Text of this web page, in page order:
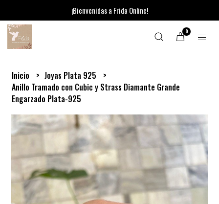
¡Bienvenidas a Frida Online!
0
Inicio
Joyas Plata 925
Anillo Tramado con Cubic y Strass Diamante Grande
Engarzado Plata-925